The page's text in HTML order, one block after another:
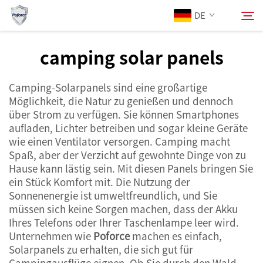
DE
Produkte
Dienstleistungen
Neuigkeiten
Kontaktieren Sie uns
camping solar panels
Camping-Solarpanels sind eine großartige
Möglichkeit, die Natur zu genießen und dennoch
über Strom zu verfügen. Sie können Smartphones
aufladen, Lichter betreiben und sogar kleine Geräte
wie einen Ventilator versorgen. Camping macht
Spaß, aber der Verzicht auf gewohnte Dinge von zu
Hause kann lästig sein. Mit diesen Panels bringen Sie
ein Stück Komfort mit. Die Nutzung der
Sonnenenergie ist umweltfreundlich, und Sie
müssen sich keine Sorgen machen, dass der Akku
Ihres Telefons oder Ihrer Taschenlampe leer wird.
Unternehmen wie Poforcemachen es einfach,
Solarpanels zu erhalten, die sich gut für